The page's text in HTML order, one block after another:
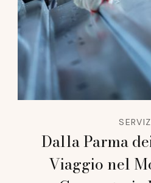
Dalla Parma
Viaggio nel